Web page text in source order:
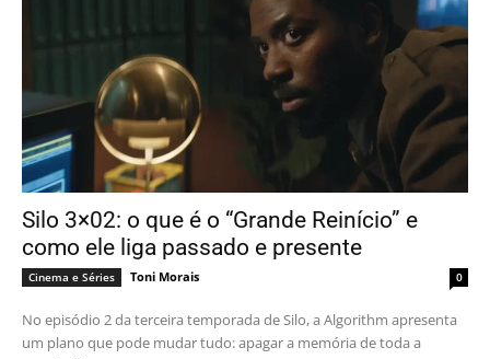
Silo 3×02: o que é o “Grande Reinício” e
como ele liga passado e presente
Cinema e Séries Toni Morais 0
No episódio 2 da terceira temporada de Silo, a Algorithm apresenta
um plano que pode mudar tudo: apagar a memória de toda a